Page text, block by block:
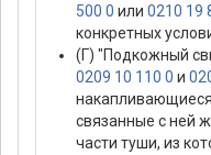
500 0 или 0210 19
конкретных
(Г) "Подкожный
0209 10 110 0 и
связанные с ней
части туши, из